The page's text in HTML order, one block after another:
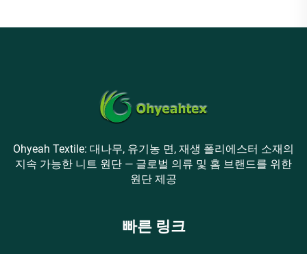
Ohyeah Textile: 대나무, 유기농 면, 재생 폴리에스터 소재의
지속 가능한 니트 원단 — 글로벌 의류 및 홈 브랜드를 위한
원단 제공
빠른 링크